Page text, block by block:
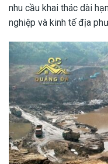
nhu cầu khai thác dài
nghiệp và kinh tế địa